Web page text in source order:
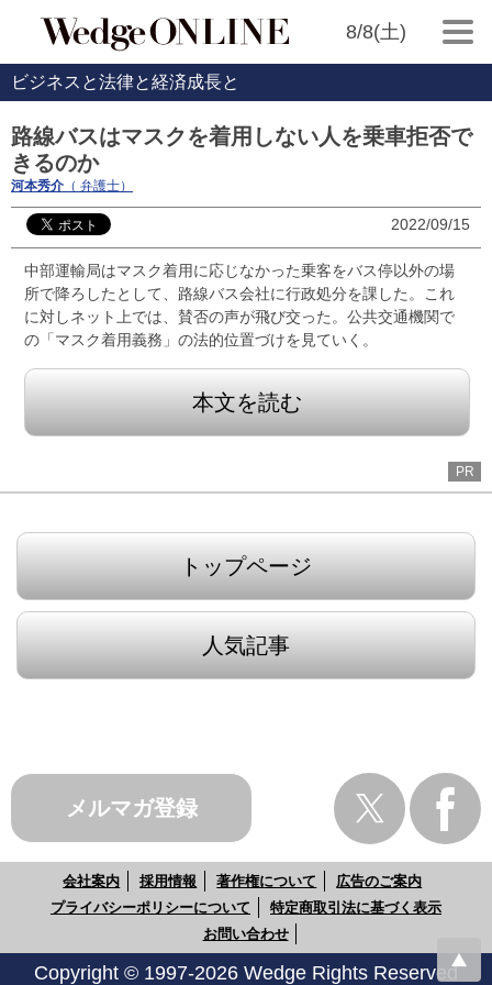
8/8(土)
ビジネスと法律と経済成長と
路線バスはマスクを着用しない人を乗車拒否で
きるのか
河本秀介 （ 弁護士）
2022/09/15
中部運輸局はマスク着用に応じなかった乗客をバス停以外の場
所で降ろしたとして、路線バス会社に行政処分を課した。これ
に対しネット上では、賛否の声が飛び交った。公共交通機関で
の「マスク着用義務」の法的位置づけを見ていく。
本文を読む
PR
トップページ
人気記事
メルマガ登録
会社案内 採用情報 著作権について
広告のご案内
プライバシーポリシーについて
特定商取引法に基づく表示
お問い合わせ
Copyright © 1997-2026 Wedge Rights Reserved